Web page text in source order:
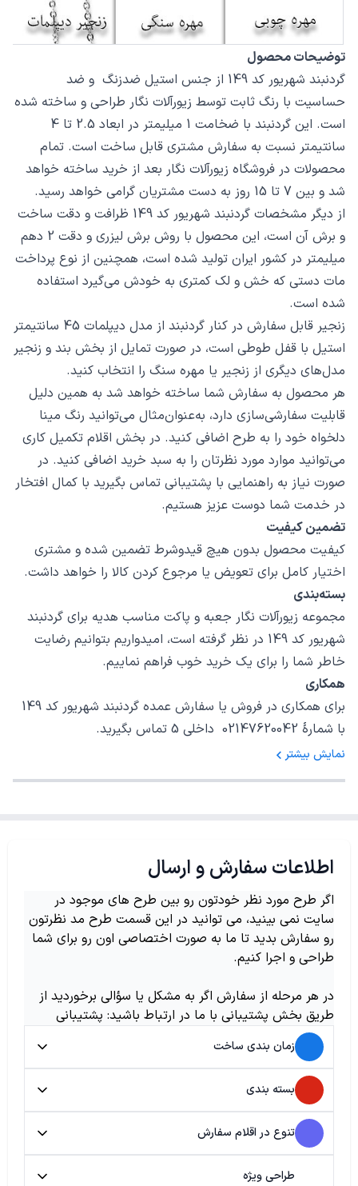
توضیحات محصول
گردنبند شهریور کد 149 از جنس استیل ضدزنگ و ضد
حساسیت با رنگ ثابت توسط زیورآلات نگار طراحی و ساخته شده
است. این گردنبند با ضخامت 1 میلیمتر در ابعاد 2.5 تا 4
سانتیمتر نسبت به سفارش مشتری قابل ساخت است. تمام
محصولات در فروشگاه زیورآلات نگار بعد از خرید ساخته خواهد
شد و بین 7 تا 15 روز به دست مشتریان گرامی خواهد رسید.
از دیگر مشخصات گردنبند شهریور کد 149 ظرافت و دقت ساخت
و برش آن است، این محصول با روش برش لیزری و دقت 2 دهم
میلیمتر در کشور ایران تولید شده است، همچنین از نوع پرداخت
مات دستی که خش و لک کمتری به خودش می‌گیرد استفاده
شده است.
زنجیر قابل سفارش در کنار گردنبند از مدل دیپلمات 45 سانتیمتر
استیل با قفل طوطی است، در صورت تمایل از بخش بند و زنجیر
مدل‌های دیگری از زنجیر یا مهره سنگ را انتخاب کنید.
هر محصول به سفارش شما ساخته خواهد شد به همین دلیل
قابلیت سفارشی‌سازی دارد، به‌عنوان‌مثال می‌توانید رنگ مینا
دلخواه خود را به طرح اضافی کنید. در بخش اقلام تکمیل کاری
می‌توانید موارد مورد نظرتان را به سبد خرید اضافی کنید. در
صورت نیاز به راهنمایی با پشتیبانی تماس بگیرید با کمال افتخار
در خدمت شما دوست عزیز هستیم.
تضمین کیفیت
کیفیت محصول بدون هیچ قیدوشرط تضمین شده و مشتری
اختیار کامل برای تعویض یا مرجوع کردن کالا را خواهد داشت.
بسته‌بندی
مجموعه زیورآلات نگار جعبه و پاکت مناسب هدیه برای گردنبند
شهریور کد 149 در نظر گرفته است، امیدواریم بتوانیم رضایت
خاطر شما را برای یک خرید خوب فراهم نماییم.
همکاری
برای همکاری در فروش یا سفارش عمده گردنبند شهریور کد 149
با شمارهٔ 02147620042 داخلی 5 تماس بگیرید.
نمایش بیشتر
اطلاعات سفارش و ارسال
اگر طرح مورد نظر خودتون رو بین طرح های موجود در
سایت نمی بینید، می توانید در این قسمت طرح مد نظرتون
رو سفارش بدید تا ما به صورت اختصاصی اون رو برای شما
طراحی و اجرا کنیم.
در هر مرحله از سفارش اگر به مشکل یا سؤالی برخوردید از
طریق بخش پشتیبانی با ما در ارتباط باشید: پشتیبانی
زمان بندی ساخت
بسته بندی
تنوع در اقلام سفارش
طراحی ویژه